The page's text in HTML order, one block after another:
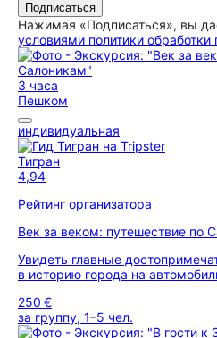
Подписаться
Нажимая «Подписаться», вы
условиями политики
3 часа
Пешком
индивидуальная
Тигран
4,94
Рейтинг организатора
Век за веком: путешествие по
Увидеть главные
в историю города на
250 €
за группу, 1–5 чел.